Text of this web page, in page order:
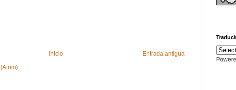
Entrada antigua
Inicio